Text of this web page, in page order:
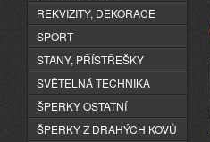
REKVIZITY, DEKORACE
SPORT
STANY, PŘÍSTŘEŠKY
SVĚTELNÁ TECHNIKA
ŠPERKY OSTATNÍ
ŠPERKY Z DRAHÝCH KOVŮ